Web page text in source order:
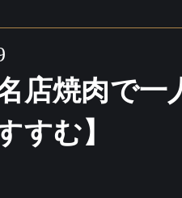
店焼肉で一
すむ】